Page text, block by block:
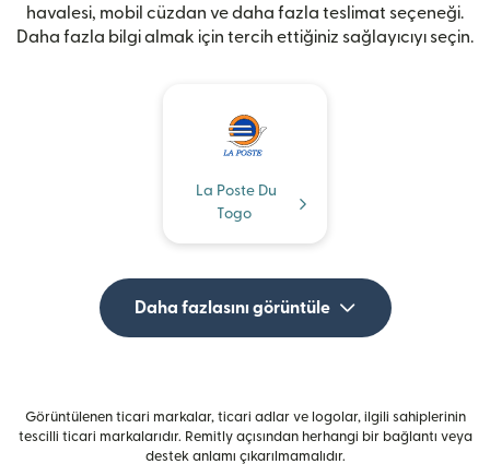
havalesi, mobil cüzdan ve daha fazla teslimat seçeneği.
Daha fazla bilgi almak için tercih ettiğiniz sağlayıcıyı seçin.
La Poste Du
Togo
Daha fazlasını görüntüle
Görüntülenen ticari markalar, ticari adlar ve logolar, ilgili sahiplerinin
tescilli ticari markalarıdır. Remitly açısından herhangi bir bağlantı veya
destek anlamı çıkarılmamalıdır.